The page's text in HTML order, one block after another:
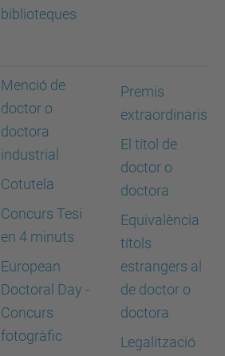
biblioteques
Menció de
doctor o
doctora
industrial
Cotutela
Concurs Tesi
en 4 minuts
European
Doctoral Day -
Concurs
fotogràfic
Premis
extraordinaris
El títol de
doctor o
doctora
Equivalència
títols
estrangers al
de doctor o
doctora
Legalització